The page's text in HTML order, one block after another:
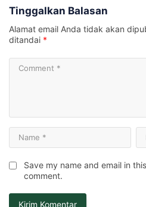
Tinggalkan Balasan
Alamat email Anda tidak akan
ditandai *
Save my name and email in
comment.